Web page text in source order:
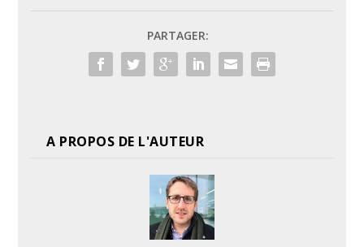
PARTAGER:
A PROPOS DE L'AUTEUR